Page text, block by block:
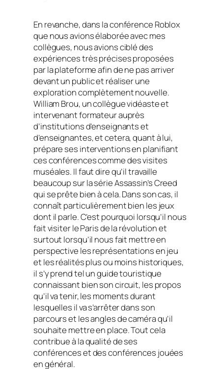
En revanche, dans la conférence Roblox
que nous avions élaborée avec mes
collègues, nous avions ciblé des
expériences très précises proposées
par la plateforme afin de ne pas arriver
devant un public et réaliser une
exploration complètement nouvelle.
William Brou, un collègue vidéaste et
intervenant formateur auprès
d’institutions d’enseignants et
d’enseignantes, et cetera, quant à lui,
prépare ses interventions en planifiant
ces conférences comme des visites
muséales. Il faut dire qu’il travaille
beaucoup sur la série Assassin’s Creed
qui se prête bien à cela. Dans son cas, il
connaît particulièrement bien les jeux
dont il parle. C’est pourquoi lorsqu’il nous
fait visiter le Paris de la révolution et
surtout lorsqu’il nous fait mettre en
perspective les représentations en jeu
et les réalités plus ou moins historiques,
il s’y prend tel un guide touristique
connaissant bien son circuit, les propos
qu’il va tenir, les moments durant
lesquelles il va s’arrêter dans son
parcours et les angles de caméra qu’il
souhaite mettre en place. Tout cela
contribue à la qualité de ses
conférences et des conférences jouées
en général.